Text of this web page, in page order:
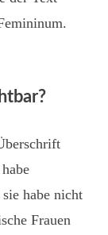
habe nicht
Frauen